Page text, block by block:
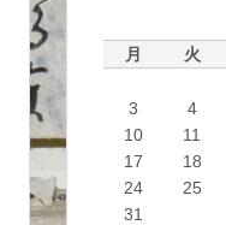
月 火
3
4
10
11
17
18
24
25
31